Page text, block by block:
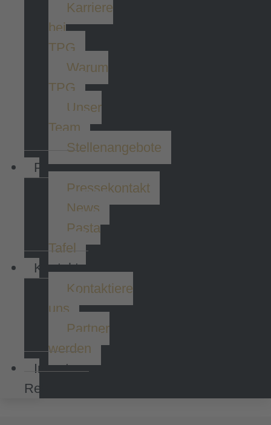
Karriere
bei
TPG
Warum
TPG
Unser
Team
Stellenangebote
Presse
Pressekontakt
News
Pasta
Tafel
Kontakt
Kontaktiere
uns
Partner
werden
Investor
Relations